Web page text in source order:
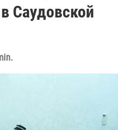
Саудовской